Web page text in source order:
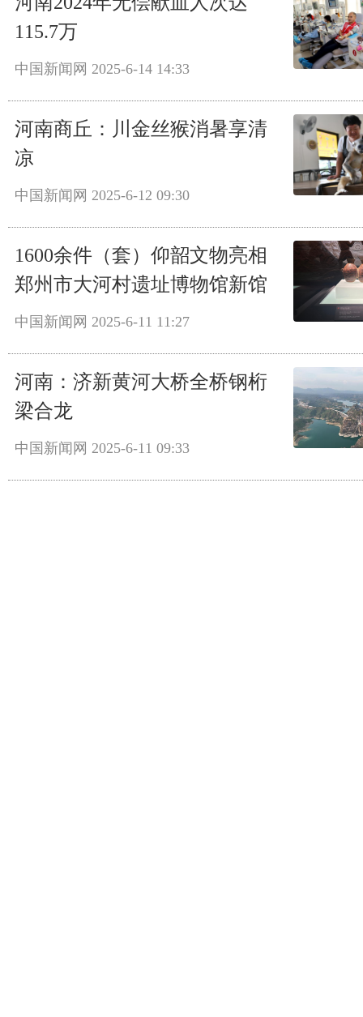
115.7万
中国新闻网 2025-6-14 14:33
河南商丘：川金丝猴消暑享清
凉
中国新闻网 2025-6-12 09:30
1600余件（套）仰韶文物亮相
郑州市大河村遗址博物馆新馆
中国新闻网 2025-6-11 11:27
河南：济新黄河大桥全桥钢桁
梁合龙
中国新闻网 2025-6-11 09:33